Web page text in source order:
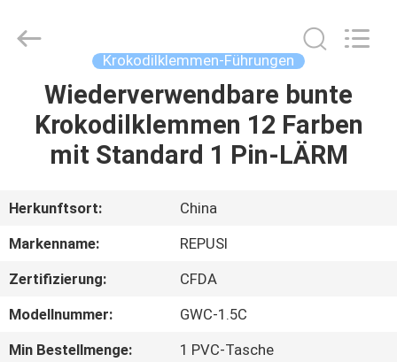
HAUS
PRODUKTE
ÜBER
UNS
FABRIK-
AUSFLUG
Electronics
Co.,Ltd..
Krokodilklemmen-Führungen
Wiederverwendbare bunte
Krokodilklemmen 12 Farben
mit Standard 1 Pin-LÄRM
Herkunftsort:
China
Markenname:
REPUSI
Zertifizierung:
CFDA
Modellnummer:
GWC-1.5C
Min Bestellmenge:
1 PVC-Tasche